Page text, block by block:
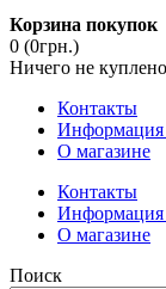
Корзина покупок
0 (0грн.)
Ничего не
Контакты
Информация
О магазине
Контакты
Информация
О магазине
Поиск